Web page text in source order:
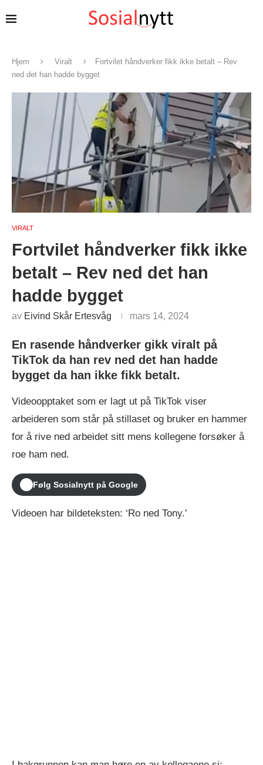
Hjem Viralt
Fortvilet håndverker fikk ikke betalt – Rev
ned det han hadde bygget
VIRALT
Fortvilet håndverker fikk ikke
betalt – Rev ned det han
hadde bygget
av Eivind Skår Ertesvåg mars 14, 2024
En rasende håndverker gikk viralt på
TikTok da han rev ned det han hadde
bygget da han ikke fikk betalt.
Videoopptaket som er lagt ut på TikTok viser
arbeideren som står på stillaset og bruker en hammer
for å rive ned arbeidet sitt mens kollegene forsøker å
roe ham ned.
Følg Sosialnytt på Google
Videoen har bildeteksten: ‘Ro ned Tony.’